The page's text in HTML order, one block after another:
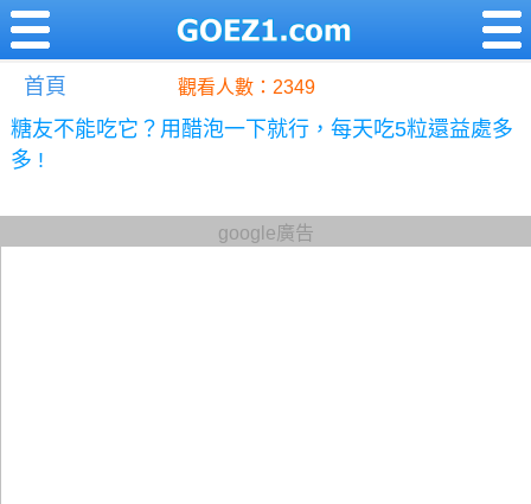
首頁 觀看人數：2349
糖友不能吃它？用醋泡一下就行，每天吃5粒還益處多
多 !
google廣告